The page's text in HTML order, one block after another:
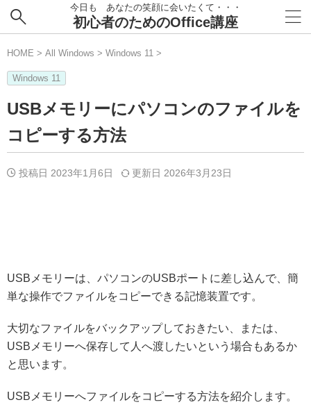
今日も あなたの笑顔に会いたくて・・・
初心者のためのOffice講座
HOME > All Windows > Windows 11 >
Windows 11
USBメモリーにパソコンのファイルを
コピーする方法
投稿日 2023年1月6日 更新日 2026年3月23日
USBメモリーは、パソコンのUSBポートに差し込んで、簡
単な操作でファイルをコピーできる記憶装置です。
大切なファイルをバックアップしておきたい、または、
USBメモリーへ保存して人へ渡したいという場合もあるか
と思います。
USBメモリーへファイルをコピーする方法を紹介します。